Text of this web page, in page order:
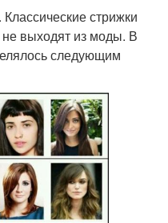
стрижки
не выходят из моды. В
следующим